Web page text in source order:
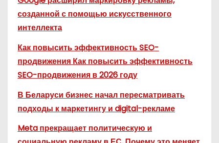
созданной с помощью искусственного
интеллекта
Как повысить эффективность SEO-
продвижения Как повысить эффективность
SEO-продвижения в 2026 году
В Беларуси бизнес начал пересматривать
подходы к маркетингу и digital-рекламе
Meta прекращает политическую и